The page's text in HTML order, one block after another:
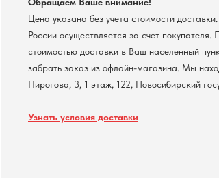
Обращаем Ваше внимание!
Цена указана без учета стоимости
России осуществляется за счет
стоимостью доставки в Ваш населенный
забрать заказ из офлайн-магазина. Мы
Пирогова, 3, 1 этаж, 122, Новосибирский
Узнать условия доставки